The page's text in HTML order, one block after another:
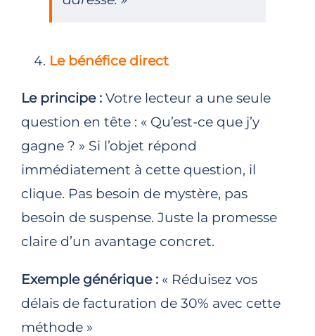
Le bénéfice direct
Le principe :Votre lecteur a une seule
question en tête : « Qu’est-ce que j’y
gagne ? » Si l’objet répond
immédiatement à cette question, il
clique. Pas besoin de mystère, pas
besoin de suspense. Juste la promesse
claire d’un avantage concret.
Exemple générique :« Réduisez vos
délais de facturation de 30% avec cette
méthode »